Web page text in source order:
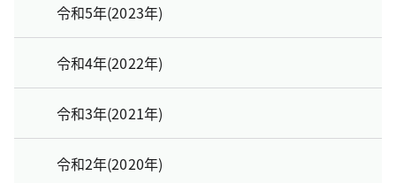
令和5年(2023年)
令和4年(2022年)
令和3年(2021年)
令和2年(2020年)